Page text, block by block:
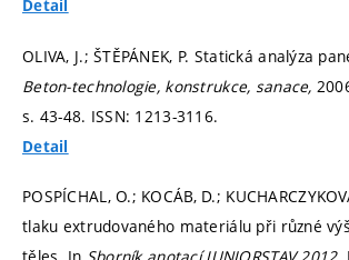
Detail
OLIVA, J.; ŠTĚPÁNEK, P. Statická analýza
Beton-technologie, konstrukce, sanace,
s. 43-48. ISSN: 1213-3116.
Detail
POSPÍCHAL, O.; KOCÁB, D.;
tlaku extrudovaného materiálu při různé